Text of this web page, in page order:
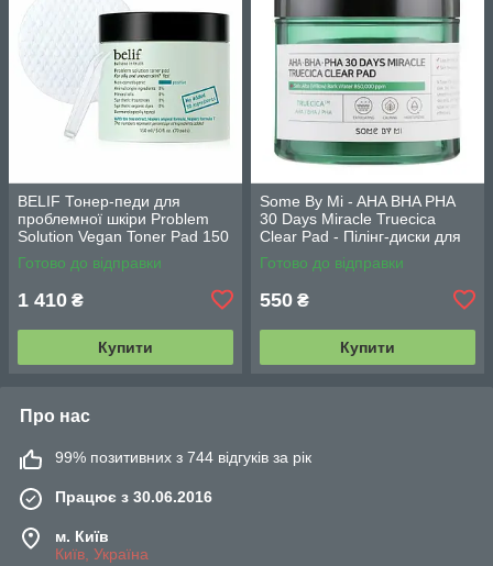
BELIF Тонер-педи для
проблемної шкіри Problem
Solution Vegan Toner Pad 150
мл70шт
Готово до відправки
1 410 ₴
Купити
Some By Mi - AHA BHA PHA
30 Days Miracle Truecica
Clear Pad - Пілінг-диски для
проблемної шкіри - 70шт.
Готово до відправки
550 ₴
Купити
Про нас
99% позитивних з 744 відгуків за рік
Працює з 30.06.2016
м. Київ
Київ, Україна